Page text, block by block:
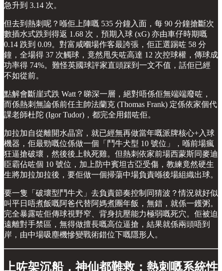
急升到 3.14 次。
但去到熱刺呢？喺佢上陣嘅 535 分鐘入面，每 90 分鐘搶斷次
數插水式跌到得返 1.68 次，預期入球 (xG) 亦由車仔時期嘅
0.14 跌到 0.09。對富咸嗰場作客最誇張，佢正選踢咗 58 分
鐘，全場得 37 次觸球，竟然甩失咗高達 12 次控球權，傳球成
功率得 74%。難怪英國球評家直頭踩到一文不值，話佢已經
不如從前。
點解會斷崖式跌 Watt？睇深一層，絕對唔係佢無端端廢咗，
而係熱刺無論係前任主帥法蘭克 (Thomas Frank) 定係依家個代
課老師杜陀 (Igor Tudor)，都完全用錯咗佢。
加拉加自從離開水晶宮，就已經無再做當年嘅派牌核心+入球
機器，佢最勁嘅位係做一個「鬥牛犬型 10 號位」，喺前場瘋
狂逼搶破壞，然後後上執死雞。但熱刺依家前場西蒙斯同麥迪
臣霸佔咗個 10 號位，加上防中賓坦古亞受傷，教練竟然硬生
生將加拉加拉後，要佢做一個掃蕩中場負責喺後場組織出球。
要一隻「破壞型鬥牛犬」去負責節奏控制同猜波？情況就好似
叫平日唔煮飯嘅阿爸代替阿媽煮團年飯，無錯，就係一鑊粥。
完全暴露咗佢傳球視野窄、背身抗壓能力極弱嘅死穴。佢被迫
遠離對手禁區，無得做擅長嘅高位逼搶，結果就係兩頭唔到
岸，由中場吸塵機慘變戰術錯位下嘅隱形人。
上咗架沉船，神仙都難救：熱刺嘅系統性